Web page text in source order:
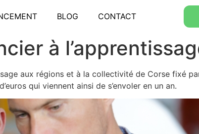
BLOG CONTACT
à
aux régions et à la collectivité de Corse fixé
qui viennent ainsi de s’envoler en un an.